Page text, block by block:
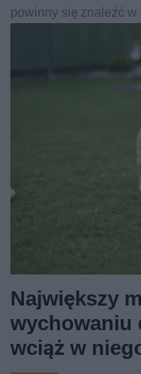
powinny się znaleźć w
Największy
wychowaniu
wciąż w